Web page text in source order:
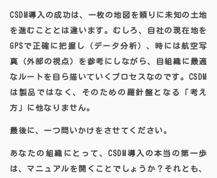
CSDM導入の成功は、一枚の地図を頼りに未知の土地
を進むこととは違います。むしろ、自社の現在地を
GPSで正確に把握し（データ分析）、時には航空写
真（外部の視点）を参考にしながら、自組織に最適
なルートを自ら描いていくプロセスなのです。CSDM
は製品ではなく、そのための羅針盤となる「考え
方」に他なりません。
最後に、一つ問いかけをさせてください。
あなたの組織にとって、CSDM導入の本当の第一歩
は、マニュアルを開くことでしょうか？それとも、